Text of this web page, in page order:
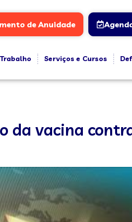
de Anuidade
Serviços e Cursos
da vacina